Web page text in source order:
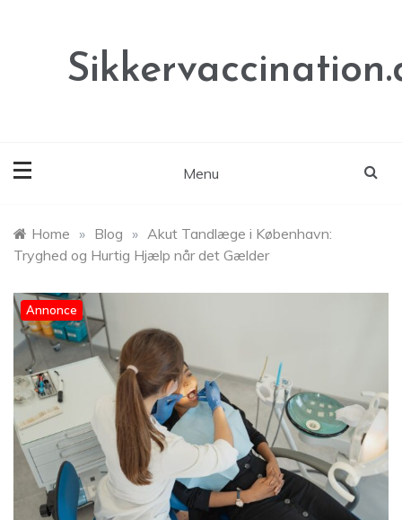
Menu
Home » Blog » Akut Tandlæge i København:
Tryghed og Hurtig Hjælp når det Gælder
Annonce